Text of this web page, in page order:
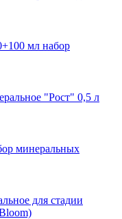
мл набор
"Рост" 0,5 л
минеральных
для стадии